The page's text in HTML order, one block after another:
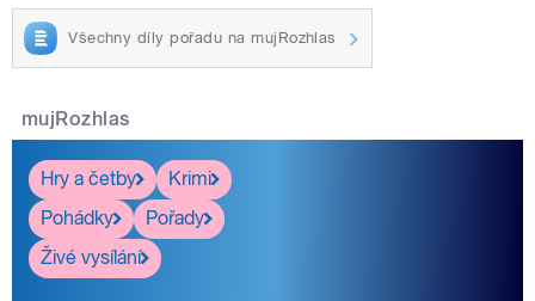
Všechny díly pořadu na mujRozhlas
mujRozhlas
Hry a četby
Krimi
Pohádky
Pořady
Živé vysílání